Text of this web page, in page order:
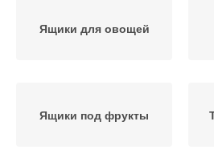
Ящики для овощей
Ящики под фрукты